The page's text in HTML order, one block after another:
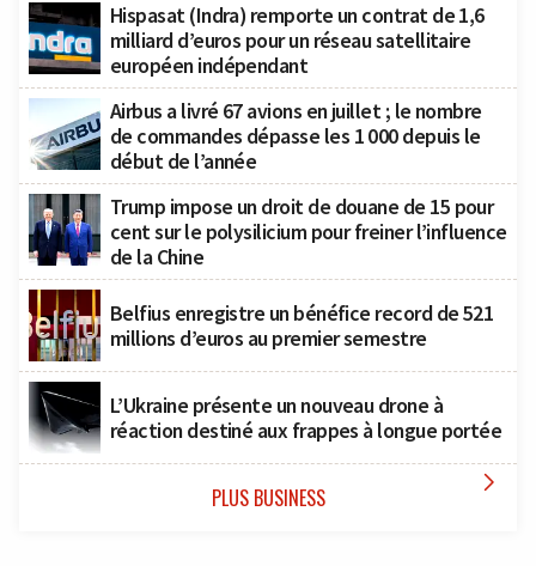
Hispasat (Indra) remporte un contrat de 1,6
milliard d’euros pour un réseau satellitaire
européen indépendant
Airbus a livré 67 avions en juillet ; le nombre
de commandes dépasse les 1 000 depuis le
début de l’année
Trump impose un droit de douane de 15 pour
cent sur le polysilicium pour freiner l’influence
de la Chine
Belfius enregistre un bénéfice record de 521
millions d’euros au premier semestre
L’Ukraine présente un nouveau drone à
réaction destiné aux frappes à longue portée
PLUS BUSINESS 